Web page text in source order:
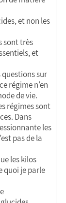
et non les
sont très
et
questions sur
régime n’en
de vie.
régimes sont
Dans
les
pas de la
les kilos
quoi je parle